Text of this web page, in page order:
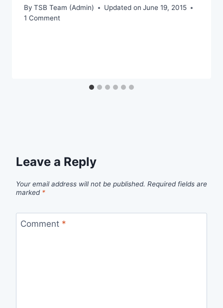
By TSB Team (Admin) Updated on June 19, 2015
1 Comment
Leave a Reply
Your email address will not be published. Required fields are
marked *
Comment *